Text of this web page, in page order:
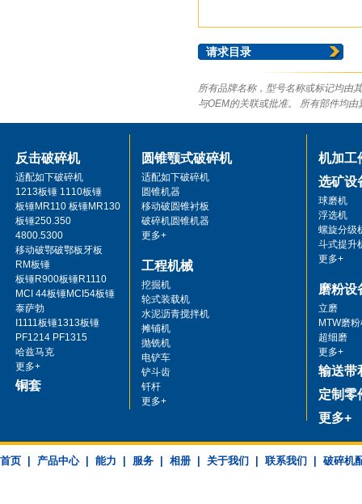
请求目录
所有品牌名称，型号名称或标记均由
与OEM的关联或批准。 所有部件均
反击破碎机
适配如下破碎机
1213板锤 1110板锤
板锤MR110 板锤MR130
板锤250.350
4800.5300
移动破鄂破鄂板牙板
RM板锤
板锤R900板锤R1110
MCI 44板锤MCI54板锤
泰萨勃
I1111板锤1313板锤
PF1214 PF1315
哈兹马克
更多+
铜套
圆锥颚式破碎机
适配如下破碎机
圆锥机器
移动破圆锥衬板
破碎机圆锥机器
更多+
工程机械
挖掘机
轮式装载机
水泥沥青搅拌机
摊铺机
抛铣机
电铲车
铲斗齿
钎杆
更多+
机加工
选矿设
球磨机
浮选机
螺旋分级
斗式提升
更多+
磨粉设
立磨
MTW磨
超细磨
更多+
输送带
定制零
更多+
首页 产品中心| 能力 服务 相册 关于我们 联系我们 破碎机